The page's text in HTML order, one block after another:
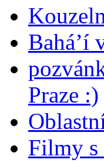
Bahá’í
Praze :)
Filmy s